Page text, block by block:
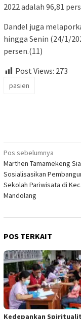
2022 adalah 96,81
Dandel juga
hingga Senin (24/1/
persen.(11)
Post Views: 273
pasien
Navigasi
pos
Pos sebelumnya
Marthen Tamamekeng
Sosialisasikan
Sekolah Pariwisata di
Mandolang
POS TERKAIT
Kedepankan